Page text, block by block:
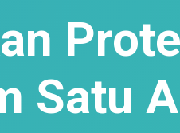
Satu